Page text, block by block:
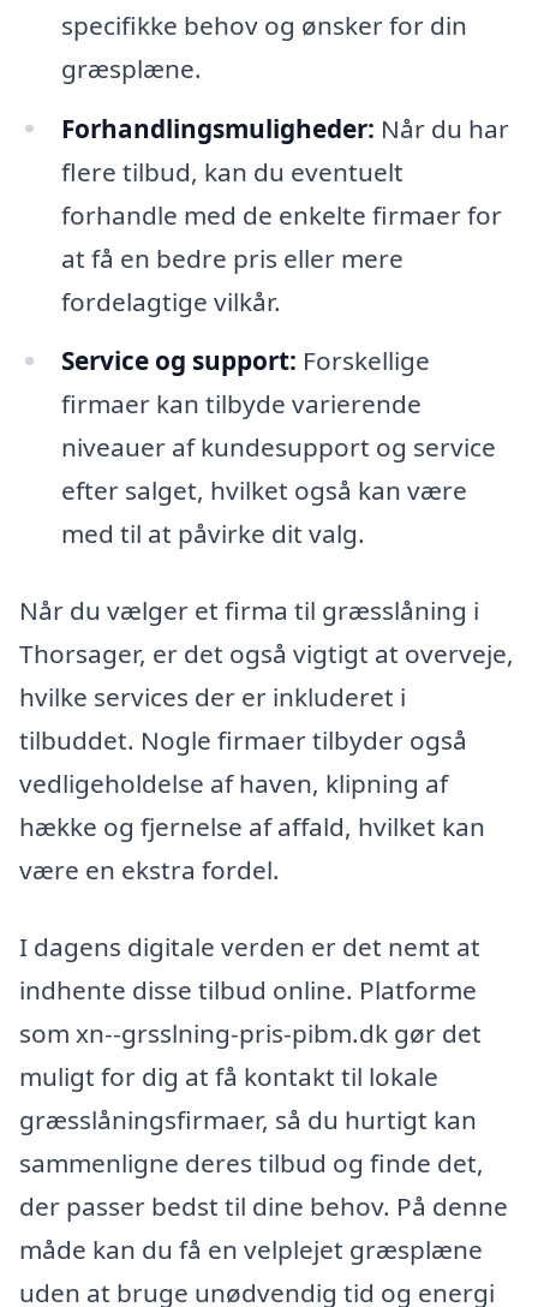
specifikke behov og ønsker for din
græsplæne.
Forhandlingsmuligheder: Når du har
flere tilbud, kan du eventuelt
forhandle med de enkelte firmaer for
at få en bedre pris eller mere
fordelagtige vilkår.
Service og support: Forskellige
firmaer kan tilbyde varierende
niveauer af kundesupport og service
efter salget, hvilket også kan være
med til at påvirke dit valg.
Når du vælger et firma til græsslåning i
Thorsager, er det også vigtigt at overveje,
hvilke services der er inkluderet i
tilbuddet. Nogle firmaer tilbyder også
vedligeholdelse af haven, klipning af
hække og fjernelse af affald, hvilket kan
være en ekstra fordel.
I dagens digitale verden er det nemt at
indhente disse tilbud online. Platforme
som xn--grsslning-pris-pibm.dk gør det
muligt for dig at få kontakt til lokale
græsslåningsfirmaer, så du hurtigt kan
sammenligne deres tilbud og finde det,
der passer bedst til dine behov. På denne
måde kan du få en velplejet græsplæne
uden at bruge unødvendig tid og energi